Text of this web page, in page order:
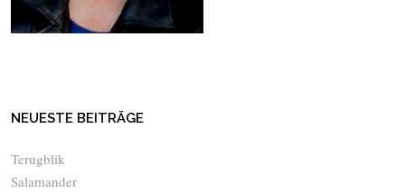
NEUESTE BEITRÄGE
Terugblik
Salamander